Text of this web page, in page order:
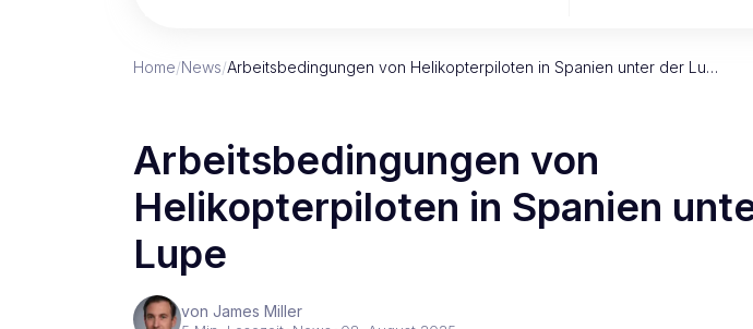
Home/News/Arbeitsbedingungen von Helikopterpiloten in Spanien unter der Lu…
Arbeitsbedingungen von
Helikopterpiloten in Spanien
Lupe
von James Miller